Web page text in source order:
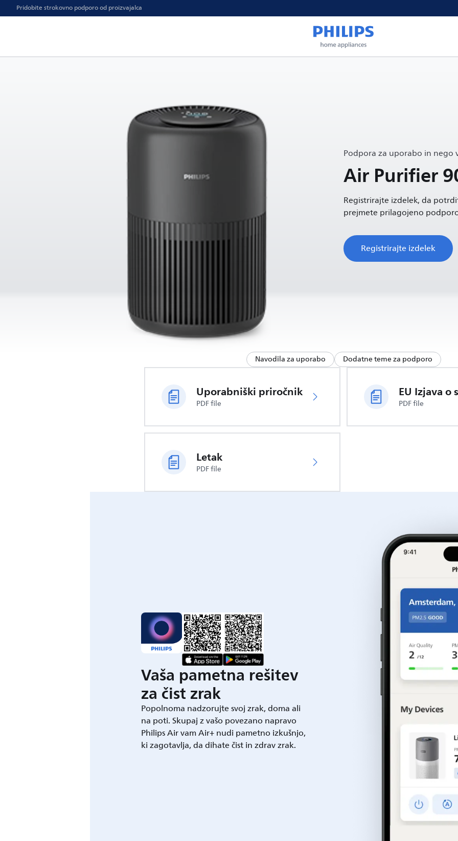
Pridobite strokovno podporo od proizvajalca
Podpora za uporabo in nego
Air Purifier
Registrirajte izdelek, da
prejmete prilagojeno
Registrirajte izdelek
Navodila za uporabo Dodatne teme za podporo
Uporabniški priročnik
PDF file
EU Izjava
PDF file
Letak
PDF file
Vaša pametna rešitev
za čist zrak
Popolnoma nadzorujte svoj zrak, doma ali
na poti. Skupaj z vašo povezano napravo
Philips Air vam Air+ nudi pametno izkušnjo,
ki zagotavlja, da dihate čist in zdrav zrak.